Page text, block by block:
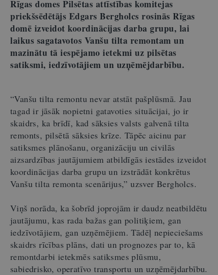
Rīgas domes Pilsētas attīstības komitejas
priekšsēdētājs Edgars Bergholcs rosinās Rīgas
domē izveidot koordinācijas darba grupu, lai
laikus sagatavotos Vanšu tilta remontam un
mazinātu tā iespējamo ietekmi uz pilsētas
satiksmi, iedzīvotājiem un uzņēmējdarbību.
“Vanšu tilta remontu nevar atstāt pašplūsmā. Jau
tagad ir jāsāk nopietni gatavoties situācijai, jo ir
skaidrs, ka brīdī, kad sāksies valsts galvenā tilta
remonts, pilsētā sāksies krīze. Tāpēc aicinu par
satiksmes plānošanu, organizāciju un civilās
aizsardzības jautājumiem atbildīgās iestādes izveidot
koordinācijas darba grupu un izstrādāt konkrētus
Vanšu tilta remonta scenārijus,” uzsver Bergholcs.
Viņš norāda, ka šobrīd joprojām ir daudz neatbildētu
jautājumu, kas rada bažas gan politiķiem, gan
iedzīvotājiem, gan uzņēmējiem. Tādēļ nepieciešams
skaidrs rīcības plāns, dati un prognozes par to, kā
remontdarbi ietekmēs satiksmes plūsmu,
sabiedrisko, operatīvo transportu un uzņēmējdarbību.